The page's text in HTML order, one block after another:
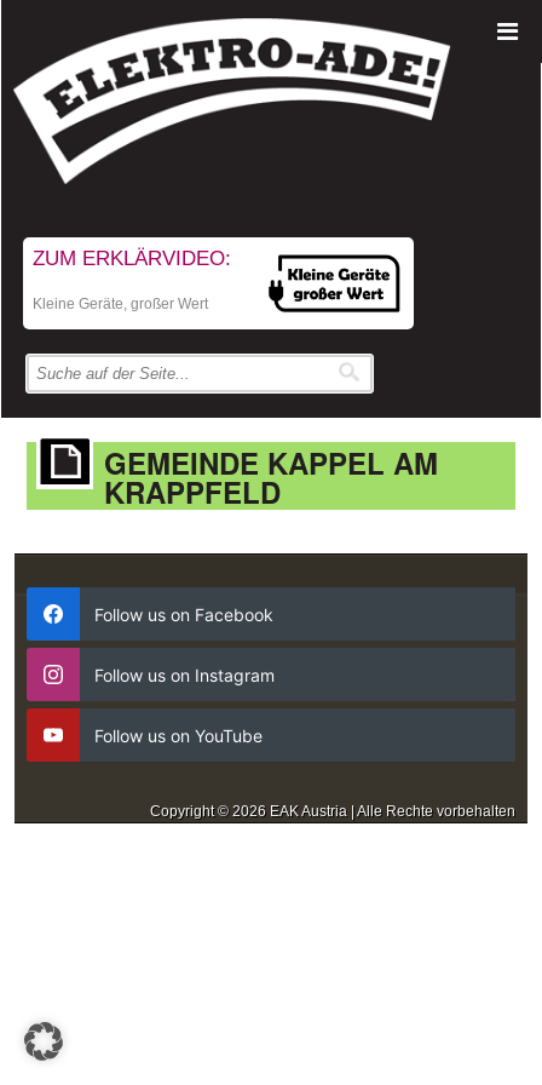
ZUM ERKLÄRVIDEO:
Kleine Geräte, großer Wert
GEMEINDE KAPPEL AM
KRAPPFELD
Follow us on Facebook
Follow us on Instagram
Follow us on YouTube
Copyright © 2026 EAK Austria | Alle Rechte vorbehalten